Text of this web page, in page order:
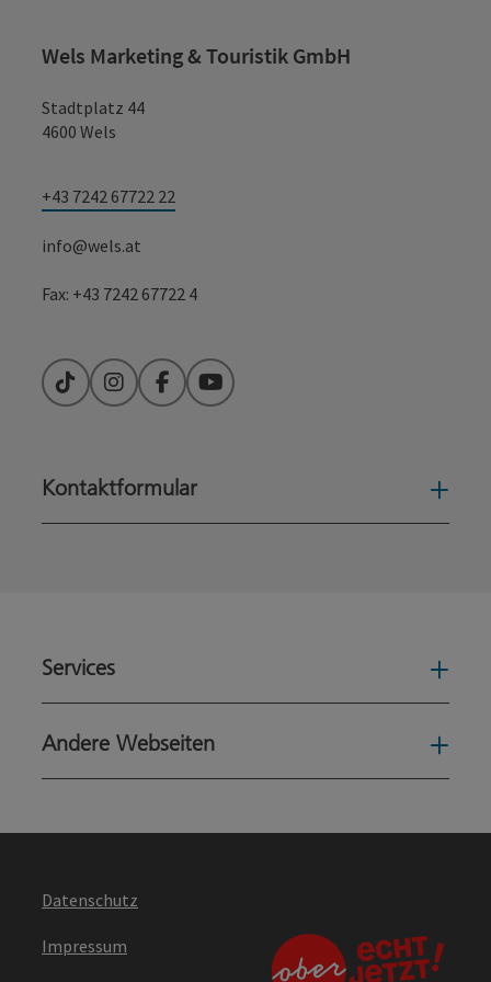
Wels Marketing & Touristik GmbH
Stadtplatz 44
4600 Wels
+43 7242 67722 22
info@wels.at
Fax: +43 7242 67722 4
TikTokInstagramFacebookYouTube
Kontaktformular
Services
Andere Webseiten
Datenschutz
Impressum